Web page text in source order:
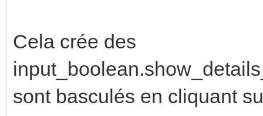
Cela crée des
sont basculés en cliquant